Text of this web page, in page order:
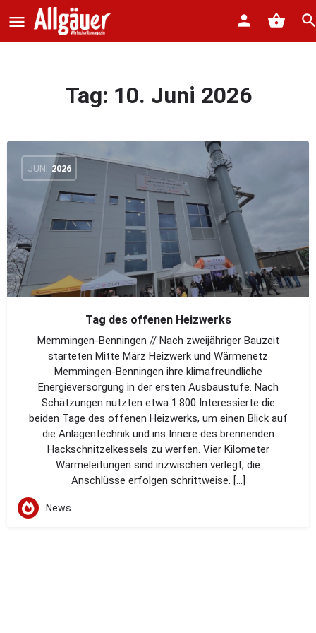
Tag: 10. Juni 2026
JUNI 2026
Tag des offenen Heizwerks
Memmingen-Benningen // Nach zweijähriger Bauzeit
starteten Mitte März Heizwerk und Wärmenetz
Memmingen-Benningen ihre klimafreundliche
Energieversorgung in der ersten Ausbaustufe. Nach
Schätzungen nutzten etwa 1.800 Interessierte die
beiden Tage des offenen Heizwerks, um einen Blick auf
die Anlagentechnik und ins Innere des brennenden
Hackschnitzelkessels zu werfen. Vier Kilometer
Wärmeleitungen sind inzwischen verlegt, die
Anschlüsse erfolgen schrittweise. […]
News